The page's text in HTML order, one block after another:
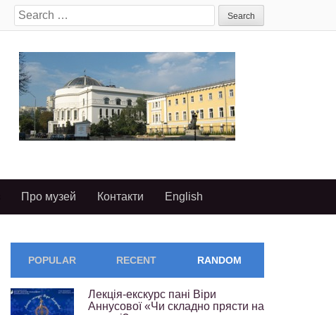
Search
for:
Про музей Контакти English
POPULAR RECENT RANDOM
Лекція-екскурс пані Віри
Аннусової «Чи складно прясти на